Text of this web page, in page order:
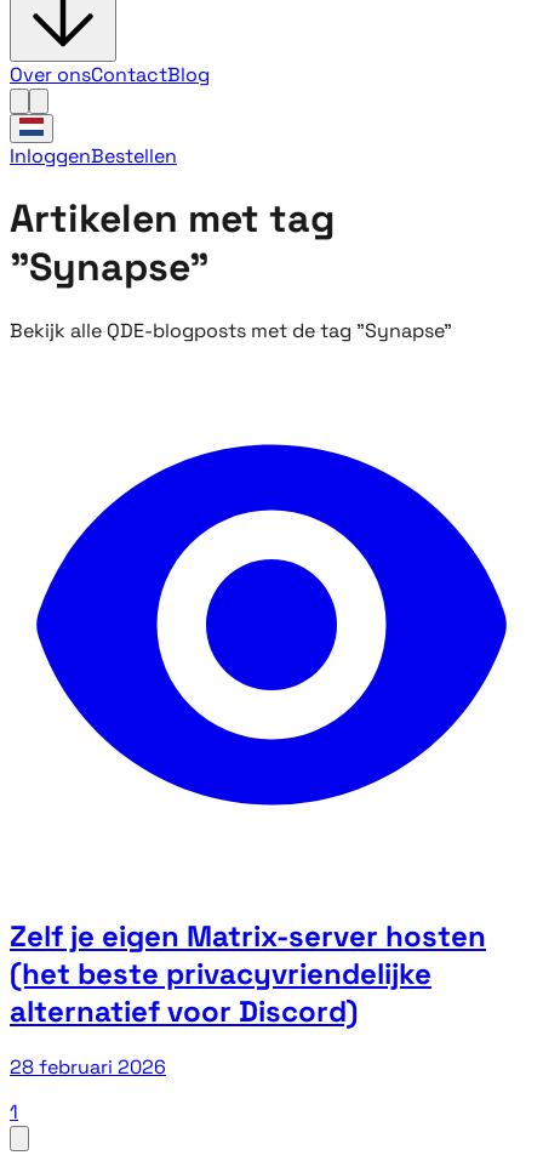
Over onsContactBlog
InloggenBestellen
Artikelen met tag
"Synapse"
Bekijk alle QDE-blogposts met de tag "Synapse"
Zelf je eigen Matrix-server hosten
(het beste privacyvriendelijke
alternatief voor Discord)
28 februari 2026
1